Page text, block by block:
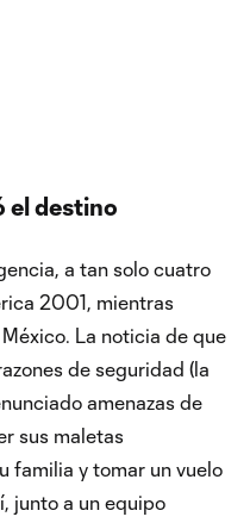
el destino
a tan solo cuatro
2001, mientras
La noticia de que
de seguridad (la
amenazas de
sus maletas
familia y tomar un vuelo
junto a un equipo